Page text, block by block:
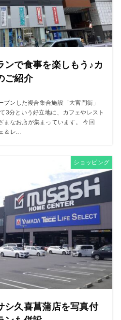
ンで食事を楽しもう♪カ
ご紹介
ンした複合集合施設「大宮門街」
3分という好立地に、カフェやレスト
まなお店が集まっています。 今回
＆レ...
ショッピング
シ久喜菖蒲店を写真付